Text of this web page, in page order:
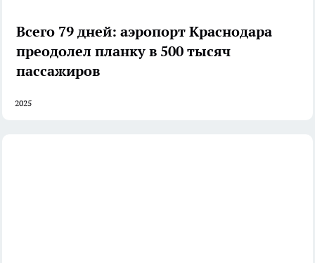
Всего 79 дней: аэропорт Краснодара
преодолел планку в 500 тысяч
пассажиров
2025